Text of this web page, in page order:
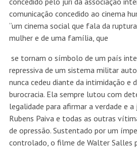
comunicação concedido ao cinema
“um cinema social que fala da
mulher e de uma família, que
se tornam o símbolo de um país
repressiva de um sistema militar
nunca cedeu diante da intimidação e
burocracia. Ela sempre lutou com
legalidade para afirmar a verdade e
Rubens Paiva e todas as outras
de opressão. Sustentado por um
controlado, o filme de Walter Salles